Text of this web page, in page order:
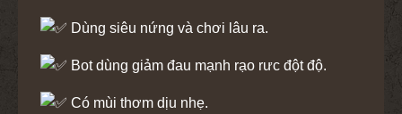
Dùng siêu nứng và chơi lâu ra.
Bot dùng giảm đau mạnh rạo rưc đột độ.
Có mùi thơm dịu nhẹ.